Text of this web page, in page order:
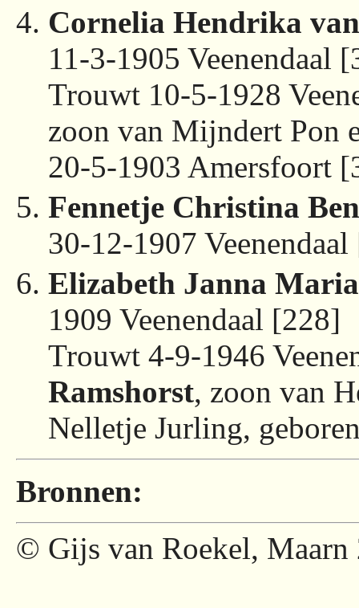
Cornelia Hendrika
11-3-1905 Veenendaal
Trouwt 10-5-1928
zoon van Mijndert Pon
20-5-1903 Amersfoort
Fennetje Christina
30-12-1907
Elizabeth Janna
1909 Veenendaal [228]
Trouwt 4-9-1946
Ramshorst, zoon van
Nelletje Jurling,
Bronnen:
© Gijs van Roekel, Maarn